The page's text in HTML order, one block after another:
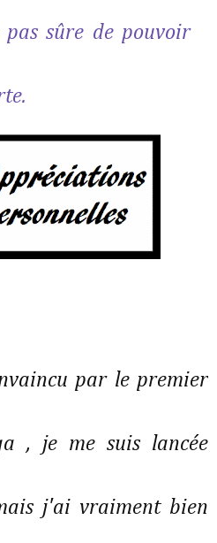
sûre de pouvoir
par le premier
, je me suis lancée
j'ai vraiment bien